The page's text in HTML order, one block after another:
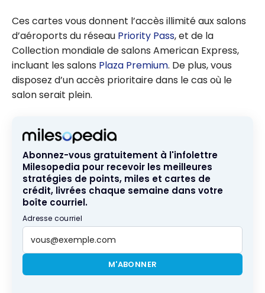
Ces cartes vous donnent l’accès illimité aux salons
d’aéroports du réseau Priority Pass, et de la
Collection mondiale de salons American Express,
incluant les salons Plaza Premium. De plus, vous
disposez d’un accès prioritaire dans le cas où le
salon serait plein.
Abonnez-vous gratuitement à l'infolettre
Milesopedia pour recevoir les meilleures
stratégies de points, miles et cartes de
crédit, livrées chaque semaine dans votre
boîte courriel.
Adresse courriel
M'ABONNER